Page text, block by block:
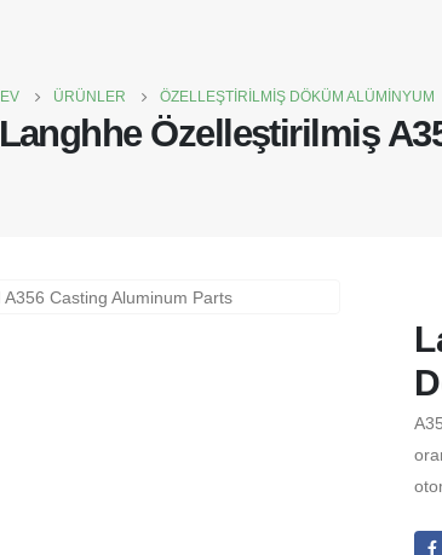
EV ÜRÜNLER ÖZELLEŞTIRILMIŞ DÖKÜM ALÜMINYUM
Langhhe Özelleştirilmiş